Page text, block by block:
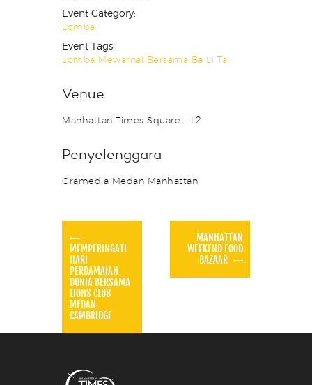
Event Category:
Lomba
Event Tags:
Lomba Mewarnai Bersama Ba Li Ta
Venue
Manhattan Times Square – L2
Penyelenggara
Gramedia Medan Manhattan
MEMPERINGATI
HARI
PERDAMAIAN
DUNIA BERSAMA
LIONS CLUB
MEDAN
CAMBRIDGE
MANHATTAN
WEEKEND FOOD
BAZAAR